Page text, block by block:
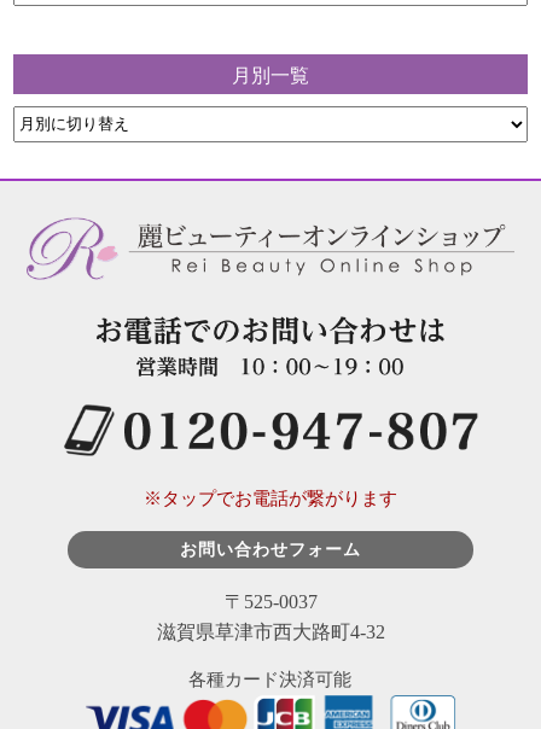
月別一覧
※タップでお電話が繋がります
お問い合わせフォーム
〒525-0037
滋賀県草津市西大路町4-32
各種カード決済可能